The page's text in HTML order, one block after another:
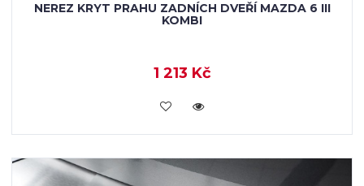
NEREZ KRYT PRAHU ZADNÍCH DVEŘÍ MAZDA 6 III
KOMBI
1 213 Kč
KOUPIT